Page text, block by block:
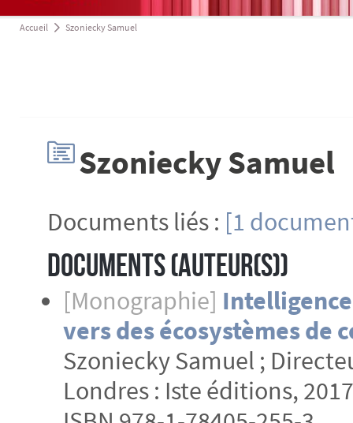
Accueil a Szoniecky Samuel
HSzoniecky Samuel
Documents liés : [1
Documents (Auteur(s))
[Monographie]
vers des écosystèmes de
Szoniecky Samuel ;
Londres : Iste éditions,